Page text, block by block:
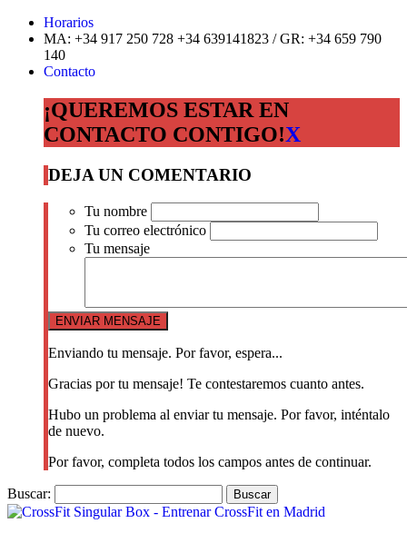
Horarios
MA: +34 917 250 728 +34 639141823 / GR: +34 659 790
140
Contacto
¡QUEREMOS ESTAR EN
CONTACTO CONTIGO!X
DEJA UN COMENTARIO
Tu nombre
Tu correo electrónico
Tu mensaje
Enviando tu mensaje. Por favor, espera...
Gracias por tu mensaje! Te contestaremos cuanto antes.
Hubo un problema al enviar tu mensaje. Por favor, inténtalo
de nuevo.
Por favor, completa todos los campos antes de continuar.
Buscar: